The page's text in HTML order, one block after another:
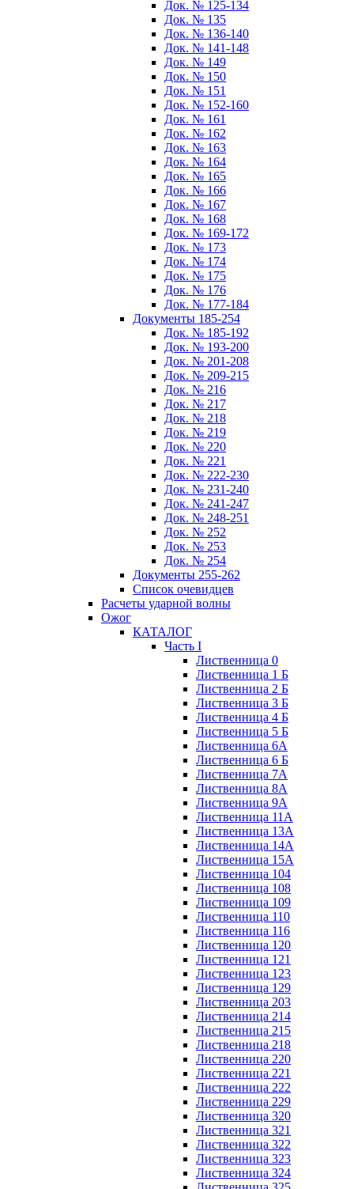
Док. № 125-134
Док. № 135
Док. № 136-140
Док. № 141-148
Док. № 149
Док. № 150
Док. № 151
Док. № 152-160
Док. № 161
Док. № 162
Док. № 163
Док. № 164
Док. № 165
Док. № 166
Док. № 167
Док. № 168
Док. № 169-172
Док. № 173
Док. № 174
Док. № 175
Док. № 176
Док. № 177-184
Документы 185-254
Док. № 185-192
Док. № 193-200
Док. № 201-208
Док. № 209-215
Док. № 216
Док. № 217
Док. № 218
Док. № 219
Док. № 220
Док. № 221
Док. № 222-230
Док. № 231-240
Док. № 241-247
Док. № 248-251
Док. № 252
Док. № 253
Док. № 254
Документы 255-262
Список очевидцев
Расчеты ударной волны
Ожог
КАТАЛОГ
Часть I
Лиственница 0
Лиственница 1 Б
Лиственница 2 Б
Лиственница 3 Б
Лиственница 4 Б
Лиственница 5 Б
Лиственница 6А
Лиственница 6 Б
Лиственница 7А
Лиственница 8А
Лиственница 9А
Лиственница 11А
Лиственница 13А
Лиственница 14А
Лиственница 15А
Лиственница 104
Лиственница 108
Лиственница 109
Лиственница 110
Лиственница 116
Лиственница 120
Лиственница 121
Лиственница 123
Лиственница 129
Лиственница 203
Лиственница 214
Лиственница 215
Лиственница 218
Лиственница 220
Лиственница 221
Лиственница 222
Лиственница 229
Лиственница 320
Лиственница 321
Лиственница 322
Лиственница 323
Лиственница 324